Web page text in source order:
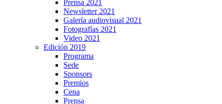
Prensa 2021
Newsletter 2021
Galería audiovisual 2021
Fotografías 2021
Video 2021
Edición 2019
Programa
Sede
Sponsors
Premios
Cena
Prensa